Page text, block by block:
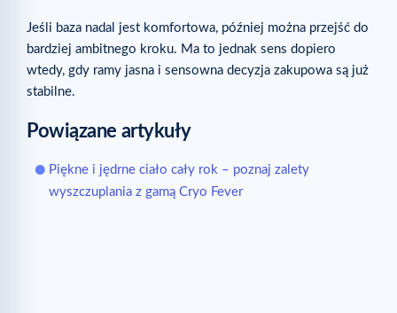
Jeśli baza nadal jest komfortowa, później można przejść do
bardziej ambitnego kroku. Ma to jednak sens dopiero
wtedy, gdy ramy jasna i sensowna decyzja zakupowa są już
stabilne.
Powiązane artykuły
Piękne i jędrne ciało cały rok – poznaj zalety
wyszczuplania z gamą Cryo Fever